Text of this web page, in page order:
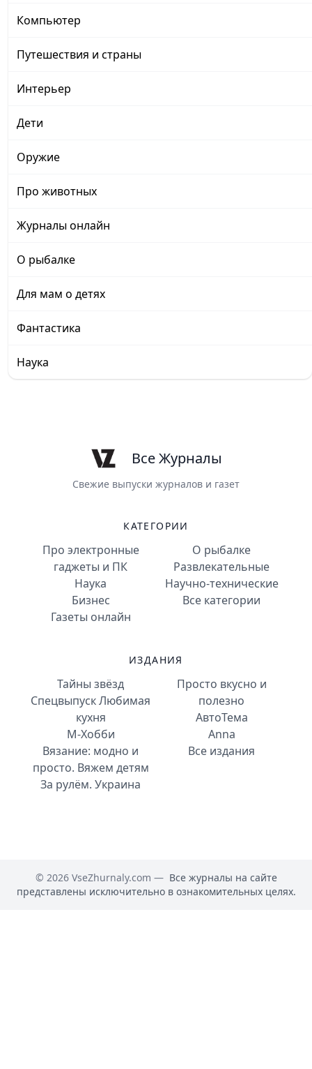
Компьютер
Путешествия и страны
Интерьер
Дети
Оружие
Про животных
Журналы онлайн
О рыбалке
Для мам о детях
Фантастика
Наука
Все Журналы
Свежие выпуски журналов и газет
КАТЕГОРИИ
Про электронные
гаджеты и ПК
Наука
Бизнес
Газеты онлайн
О рыбалке
Развлекательные
Научно-технические
Все категории
ИЗДАНИЯ
Тайны звёзд
Спецвыпуск Любимая
кухня
М-Хобби
Вязание: модно и
просто. Вяжем детям
За рулём. Украина
Просто вкусно и
полезно
АвтоТема
Anna
Все издания
© 2026 VseZhurnaly.com — Все журналы на сайте
представлены исключительно в ознакомительных целях.